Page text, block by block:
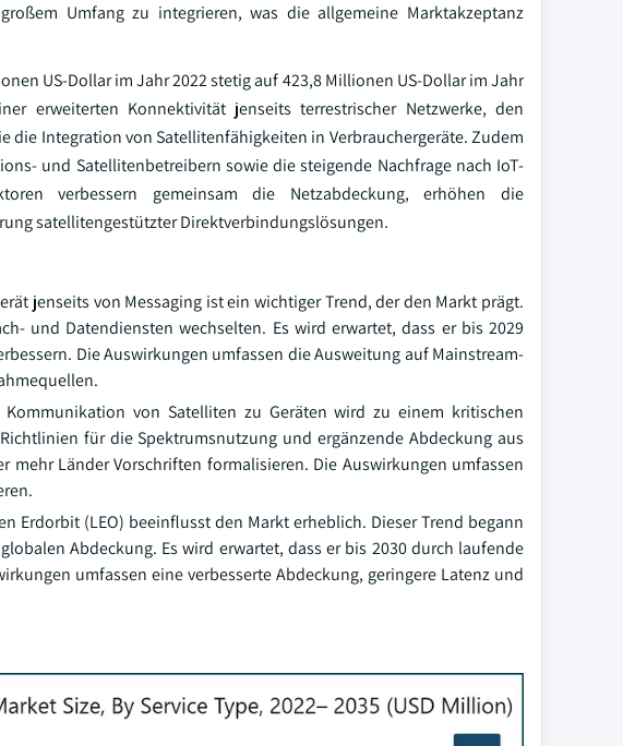
Umfang zu integrieren, was die allgemeine Marktakzeptanz
US-Dollar im Jahr 2022 stetig auf 423,8 Millionen US-Dollar im Jahr
erweiterten Konnektivität jenseits terrestrischer Netzwerke, den
Integration von Satellitenfähigkeiten in Verbrauchergeräte. Zudem
und Satellitenbetreibern sowie die steigende Nachfrage nach IoT-
verbessern gemeinsam die Netzabdeckung, erhöhen die
satellitengestützter Direktverbindungslösungen.
jenseits von Messaging ist ein wichtiger Trend, der den Markt prägt.
und Datendiensten wechselten. Es wird erwartet, dass er bis 2029
Die Auswirkungen umfassen die Ausweitung auf Mainstream-
von Satelliten zu Geräten wird zu einem kritischen
für die Spektrumsnutzung und ergänzende Abdeckung aus
mehr Länder Vorschriften formalisieren. Die Auswirkungen umfassen
Erdorbit (LEO) beeinflusst den Markt erheblich. Dieser Trend begann
Abdeckung. Es wird erwartet, dass er bis 2030 durch laufende
umfassen eine verbesserte Abdeckung, geringere Latenz und